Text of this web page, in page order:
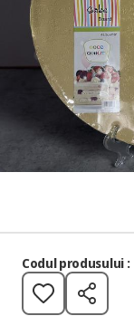
Codul produsului :